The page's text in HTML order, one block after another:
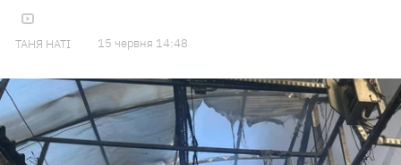
ТАНЯ НАТІ 15 червня 14:48